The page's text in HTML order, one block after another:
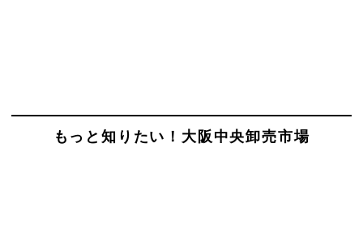
もっと知りたい！大阪中央卸売市場